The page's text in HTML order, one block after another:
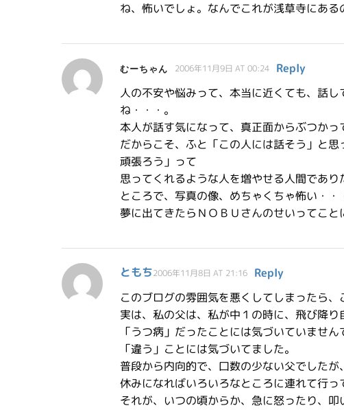
ね、怖いでしょ。なんでこれが浅草寺にあ
むーちゃん 2006年11月9日 AT 00:24
Reply
人の不安や悩みって、本当に近くても、話
ね・・・。
本人が話す気になって、真正面からぶつかっ
だからこそ、ふと「この人には話そう」と
頑張ろう」って
思ってくれるような人を増やせる人間であり
ところで、写真の像、めちゃくちゃ怖い・・
夢に出てきたらＮＯＢＵさんのせいってこと
ともち2006年11月8日 AT 21:16
Reply
このブログの雰囲気を悪くしてしまったら、
実は、私の父は、私が中１の時に、飛び降
「うつ病」だったことには気づいていませ
「違う」ことには気づいてました。
普段から内向的で、口数の少ない父でしたが
休みになればいろいろなところに連れて行っ
それが、いつの頃からか、急に怒ったり、